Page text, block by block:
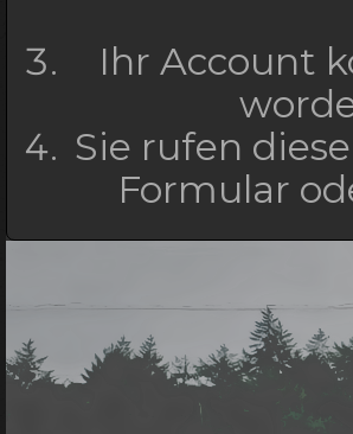
Ihr Account
Sie rufen
Formular